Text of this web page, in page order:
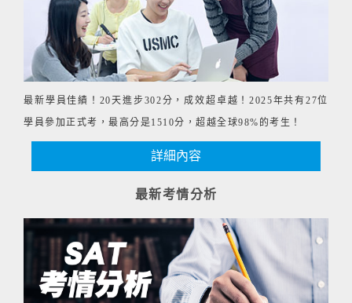
最新學員佳績！20天進步302分，成效超卓越！2025年共有27位
學員參加正式考，最高分是1510分，超越全球98%的考生！
詳細內容
最新考情分析